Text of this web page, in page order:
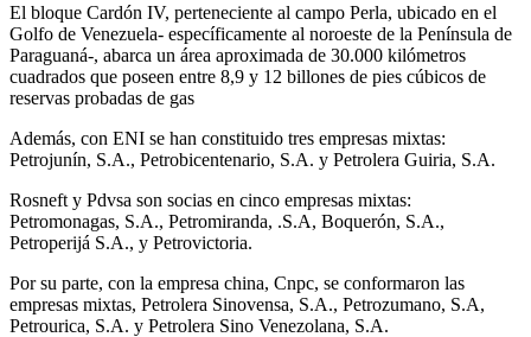
El bloque Cardón IV, perteneciente al campo Perla, ubicado en el
Golfo de Venezuela- específicamente al noroeste de la Península de
Paraguaná-, abarca un área aproximada de 30.000 kilómetros
cuadrados que poseen entre 8,9 y 12 billones de pies cúbicos de
reservas probadas de gas
Además, con ENI se han constituido tres empresas mixtas:
Petrojunín, S.A., Petrobicentenario, S.A. y Petrolera Guiria, S.A.
Rosneft y Pdvsa son socias en cinco empresas mixtas:
Petromonagas, S.A., Petromiranda, .S.A, Boquerón, S.A.,
Petroperijá S.A., y Petrovictoria.
Por su parte, con la empresa china, Cnpc, se conformaron las
empresas mixtas, Petrolera Sinovensa, S.A., Petrozumano, S.A,
Petrourica, S.A. y Petrolera Sino Venezolana, S.A.